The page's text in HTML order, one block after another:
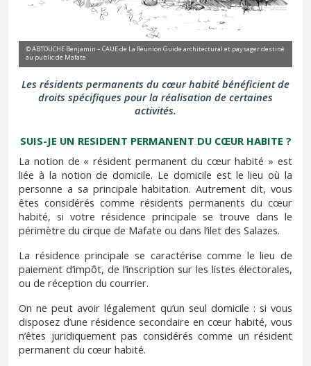
© ABTOUCHE Benjamin – CAUE de La Réunion Guide architectural et paysager destiné
au public de Mafate
Les résidents permanents du cœur habité bénéficient de
droits spécifiques pour la réalisation de certaines
activités.
SUIS-JE UN RESIDENT PERMANENT DU CŒUR HABITE ?
La notion de « résident permanent du cœur habité » est
liée à la notion de domicile. Le domicile est le lieu où la
personne a sa principale habitation. Autrement dit, vous
êtes considérés comme résidents permanents du cœur
habité, si votre résidence principale se trouve dans le
périmètre du cirque de Mafate ou dans l’ilet des Salazes.
La résidence principale se caractérise comme le lieu de
paiement d’impôt, de l’inscription sur les listes électorales,
ou de réception du courrier.
On ne peut avoir légalement qu’un seul domicile : si vous
disposez d’une résidence secondaire en cœur habité, vous
n’êtes juridiquement pas considérés comme un résident
permanent du cœur habité.